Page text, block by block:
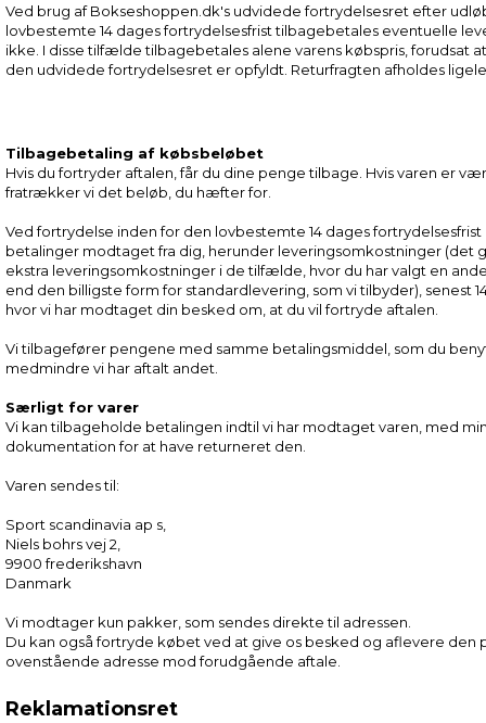
Ved brug af Bokseshoppen.dk's udvidede fortrydelsesret efter
lovbestemte 14 dages fortrydelsesfrist tilbagebetales eventuelle
ikke. I disse tilfælde tilbagebetales alene varens købspris, forudsat
den udvidede fortrydelsesret er opfyldt. Returfragten afholdes
Tilbagebetaling af købsbeløbet
Hvis du fortryder aftalen, får du dine penge tilbage. Hvis varen er
fratrækker vi det beløb, du hæfter for.
Ved fortrydelse inden for den lovbestemte 14 dages
betalinger modtaget fra dig, herunder leveringsomkostninger (det
ekstra leveringsomkostninger i de tilfælde, hvor du har valgt en
end den billigste form for standardlevering, som vi tilbyder), senest
hvor vi har modtaget din besked om, at du vil fortryde aftalen.
Vi tilbagefører pengene med samme betalingsmiddel, som du
medmindre vi har aftalt andet.
Særligt for varer
Vi kan tilbageholde betalingen indtil vi har modtaget varen, med
dokumentation for at have returneret den.
Varen sendes til:
Sport scandinavia ap s,
Niels bohrs vej 2,
9900 frederikshavn
Danmark
Vi modtager kun pakker, som sendes direkte til adressen.
Du kan også fortryde købet ved at give os besked og aflevere den
ovenstående adresse mod forudgående aftale.
Reklamationsret